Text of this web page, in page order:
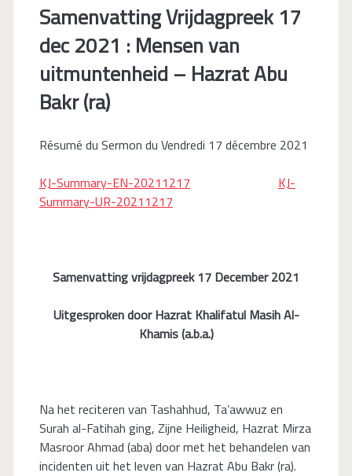
Samenvatting Vrijdagpreek 17
dec 2021 : Mensen van
uitmuntenheid – Hazrat Abu
Bakr (ra)
Résumé du Sermon du Vendredi 17 décembre 2021
KJ-Summary-EN-20211217
KJ-
Summary-UR-20211217
Samenvatting vrijdagpreek 17 December 2021
Uitgesproken door Hazrat Khalifatul Masih Al-
Khamis (a.b.a.)
Na het reciteren van Tashahhud, Ta’awwuz en
Surah al-Fatihah ging, Zijne Heiligheid, Hazrat Mirza
Masroor Ahmad (aba) door met het behandelen van
incidenten uit het leven van Hazrat Abu Bakr (ra).